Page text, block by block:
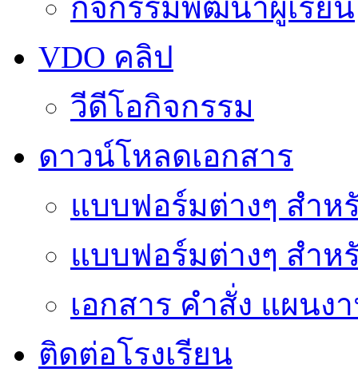
กิจกรรมพัฒนาผู้เรียน
VDO คลิป
วีดีโอกิจกรรม
ดาวน์โหลดเอกสาร
แบบฟอร์มต่างๆ สำห
แบบฟอร์มต่างๆ สำห
เอกสาร คำสั่ง แผนง
ติดต่อโรงเรียน